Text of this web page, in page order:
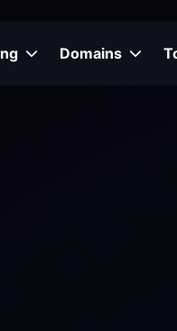
Domains